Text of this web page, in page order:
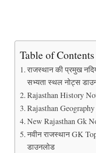
Table of Contents
राजस्थान की प्रमुख
सभ्यता स्थल नोट्स
Rajasthan History
Rajasthan
New Rajasthan Gk
नवीन राजस्थान GK
डाउनलोड